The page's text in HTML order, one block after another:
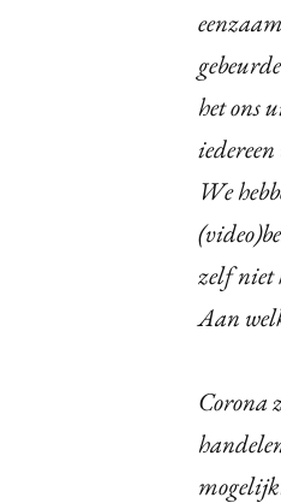
het ons
We
zelf niet
Aan
Corona